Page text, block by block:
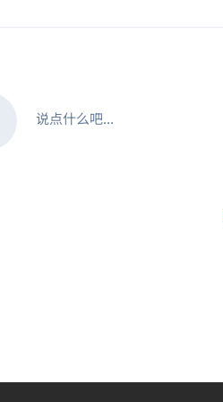
说点什么吧...